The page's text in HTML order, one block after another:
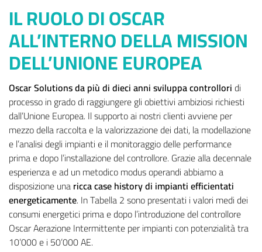
IL RUOLO DI OSCAR
ALL’INTERNO DELLA MISSION
DELL’UNIONE EUROPEA
Oscar Solutions da più di dieci anni sviluppa controlloridi
processo in grado di raggiungere gli obiettivi ambiziosi richiesti
dall’Unione Europea. Il supporto ai nostri clienti avviene per
mezzo della raccolta e la valorizzazione dei dati, la modellazione
e l’analisi degli impianti e il monitoraggio delle performance
prima e dopo l’installazione del controllore. Grazie alla decennale
esperienza e ad un metodico modus operandi abbiamo a
disposizione unaricca case history di impianti efficientati
energeticamente. In Tabella 2 sono presentati i valori medi dei
consumi energetici prima e dopo l’introduzione del controllore
Oscar Aerazione Intermittente per impianti con potenzialità tra
10’000 e i 50’000 AE.